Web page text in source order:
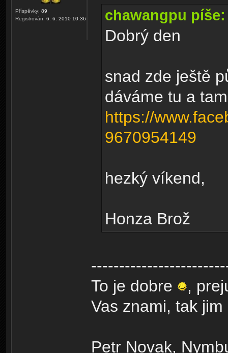
Příspěvky: 89
Registrován: 6. 6. 2010 10:36 chawangpu píše:
Dobrý den
snad zde ještě
dáváme tu a
https://
9670954149
hezký víkend,
Honza Brož
To je dobre
,
Vas znami, tak
Petr Novak,